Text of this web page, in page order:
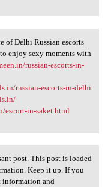
of
of Delhi Russian escorts
enjoy sexy moments with
russian-escorts-in-
russian-escorts-in-delhi
escort-in-saket.html
post. This post is loaded
Keep it up. If you
information and